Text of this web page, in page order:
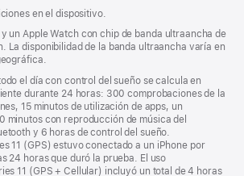
en el dispositivo.
un Apple Watch con chip de banda ultraancha de
La disponibilidad de la banda ultraancha varía en
el día con control del sueño se calcula en
durante 24 horas: 300 comprobaciones de la
15 minutos de utilización de apps, un
minutos con reproducción de música del
y 6 horas de control del sueño.
11 (GPS) estuvo conectado a un iPhone por
24 horas que duró la prueba. El uso
11 (GPS + Cellular) incluyó un total de 4 horas